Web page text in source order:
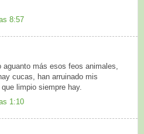
8:57
más esos feos animales,
cucas, han arruinado mis
limpio siempre hay.
1:10